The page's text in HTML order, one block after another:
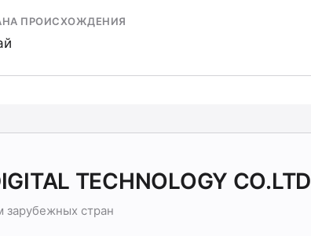
ПРОИСХОЖДЕНИЯ
TECHNOLOGY CO.LTD
зарубежных стран